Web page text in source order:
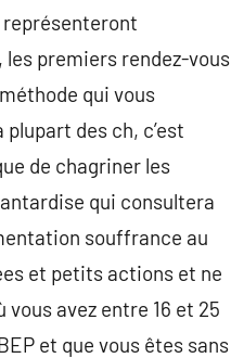
représenteront
premiers rendez-vous
qui vous
des ch, c’est
de chagriner les
qui consultera
souffrance au
et petits actions et ne
avez entre 16 et 25
et que vous êtes sans